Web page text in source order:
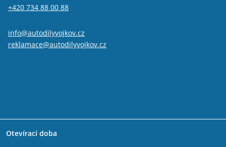
+420 734 88 00 88
info@autodilyvojkov.cz
reklamace@autodilyvojkov.cz
Otevírací doba